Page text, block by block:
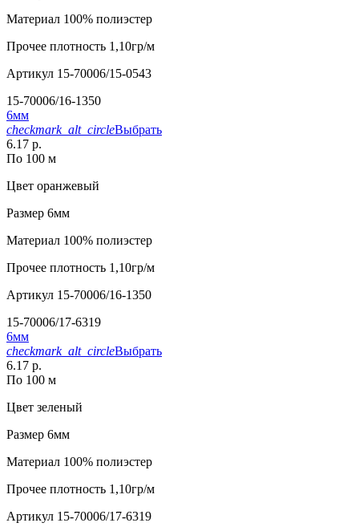
Материал 100% полиэстер
Прочее плотность 1,10гр/м
Артикул 15-70006/15-0543
15-70006/16-1350
6мм
checkmark_alt_circleВыбрать
6.17 р.
По 100 м
Цвет оранжевый
Размер 6мм
Материал 100% полиэстер
Прочее плотность 1,10гр/м
Артикул 15-70006/16-1350
15-70006/17-6319
6мм
checkmark_alt_circleВыбрать
6.17 р.
По 100 м
Цвет зеленый
Размер 6мм
Материал 100% полиэстер
Прочее плотность 1,10гр/м
Артикул 15-70006/17-6319